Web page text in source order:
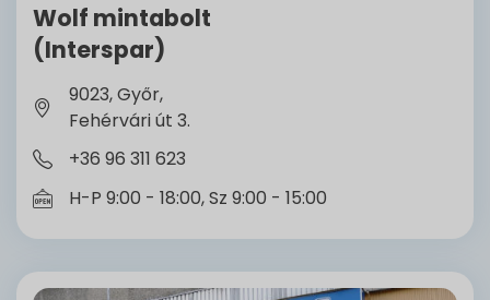
Wolf mintabolt
(Interspar)
9023, Győr,
Fehérvári út 3.
+36 96 311 623
H-P 9:00 - 18:00, Sz 9:00 - 15:00